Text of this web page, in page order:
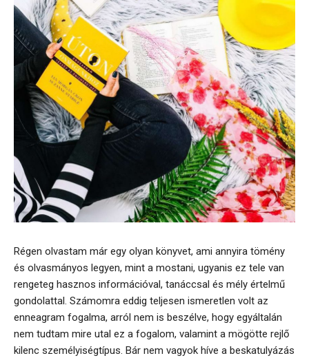
Régen olvastam már egy olyan könyvet, ami annyira tömény
és olvasmányos legyen, mint a mostani, ugyanis ez tele van
rengeteg hasznos információval, tanáccsal és mély értelmű
gondolattal. Számomra eddig teljesen ismeretlen volt az
enneagram fogalma, arról nem is beszélve, hogy egyáltalán
nem tudtam mire utal ez a fogalom, valamint a mögötte rejlő
kilenc személyiségtípus. Bár nem vagyok híve a beskatulyázás